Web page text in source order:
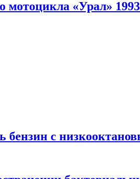
мотоцикла «Урал»
бензин с